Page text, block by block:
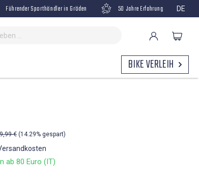
Führender Sporthändler in Gröden 50 Jahre Erfahrung DE
BIKE VERLEIH
€ (14.29% gespart)
ab 80 Euro (IT)